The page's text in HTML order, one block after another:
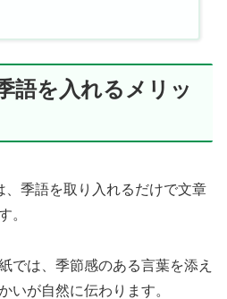
語を入れるメリッ
季語を取り入れるだけで文章
。
では、季節感のある言葉を添え
いが自然に伝わります。